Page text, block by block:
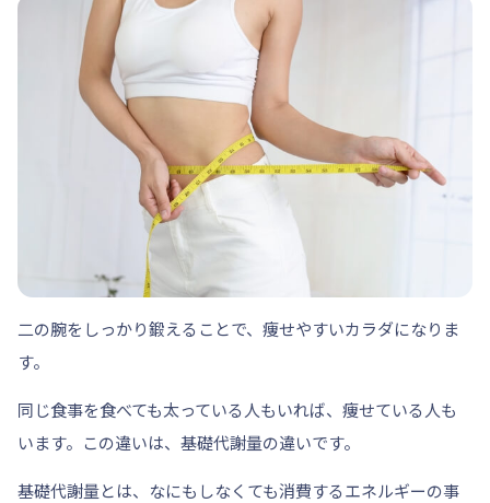
二の腕をしっかり鍛えることで、痩せやすいカラダになりま
す。
同じ食事を食べても太っている人もいれば、痩せている人も
います。この違いは、基礎代謝量の違いです。
基礎代謝量とは、なにもしなくても消費するエネルギーの事